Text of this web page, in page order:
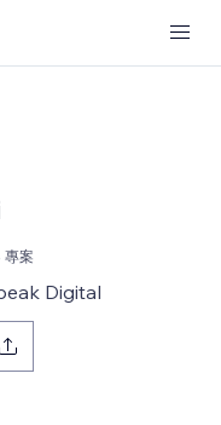
專案
Digital